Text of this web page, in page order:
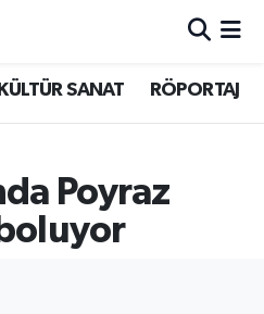
KÜLTÜR SANAT RÖPORTAJ
Poyraz
Haritası
ve Fikstür